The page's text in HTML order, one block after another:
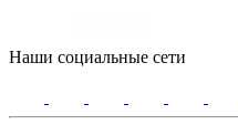
Наши социальные сети